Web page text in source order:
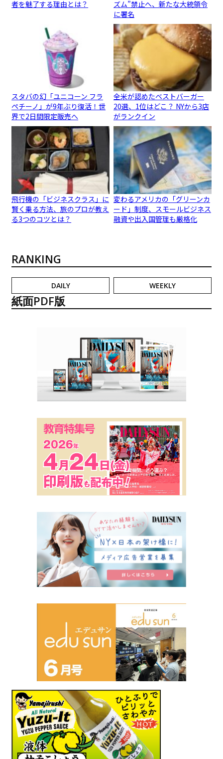
者を魅了する理由とは？
ズム”禁止へ、新たな大統領令
に署名
スタバの幻「ユニコーン フラ
ペチーノ」が9年ぶり復活！世
界で2日間限定販売へ
全米が認めたベストバーガー
20選、1位はどこ？ NYから3店
がランクイン
飛行機の「ビジネスクラス」に
賢く乗る方法、旅のプロが教え
る3つのコツとは？
変わるアメリカの「グリーンカ
ード」制度、スモールビジネス
融資や出入国管理も厳格化
RANKING
DAILY WEEKLY
紙面PDF版